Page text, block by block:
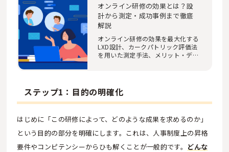
オンライン研修の効果とは？設
計から測定・成功事例まで徹底
解説
オンライン研修の効果を最大化する
LXD設計、カークパトリック評価法
を用いた測定手法、メリット・デメ
ステップ1：目的の明確化
はじめに「この研修によって、どのような成果を求めるのか」
という目的の部分を明確にします。これは、人事制度上の昇格
要件やコンピテンシーからひも解くことが一般的です。 どんな